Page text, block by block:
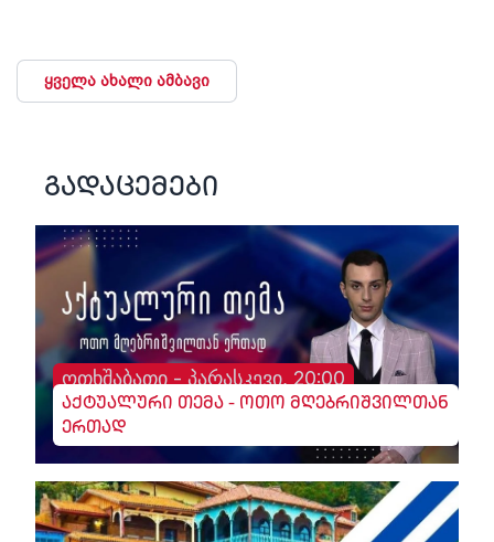
ყველა ახალი ამბავი
გადაცემები
ოთხშაბათი - პარასკევი, 20:00
აქტუალური თემა - ოთო მღებრიშვილთან
ერთად